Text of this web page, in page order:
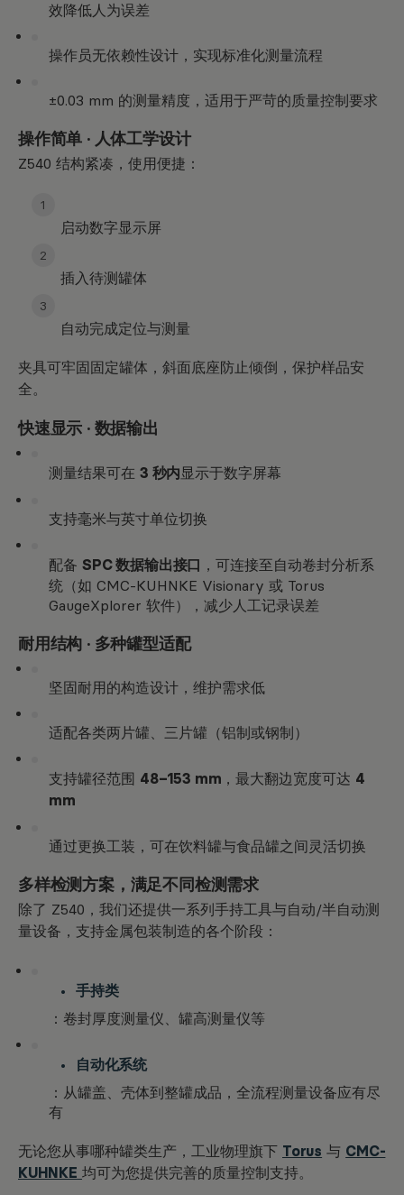
效降低人为误差
操作员无依赖性设计，实现标准化测量流程
±0.03 mm 的测量精度，适用于严苛的质量控制要求
操作简单 · 人体工学设计
Z540 结构紧凑，使用便捷：
启动数字显示屏
插入待测罐体
自动完成定位与测量
夹具可牢固固定罐体，斜面底座防止倾倒，保护样品安
全。
快速显示 · 数据输出
测量结果可在 3 秒内显示于数字屏幕
支持毫米与英寸单位切换
配备 SPC 数据输出接口 ，可连接至自动卷封分析系
统（如 CMC-KUHNKE Visionary 或 Torus
GaugeXplorer 软件），减少人工记录误差
耐用结构 · 多种罐型适配
坚固耐用的构造设计，维护需求低
适配各类两片罐、三片罐（铝制或钢制）
支持罐径范围 48–153 mm ，最大翻边宽度可达 4
mm
通过更换工装，可在饮料罐与食品罐之间灵活切换
多样检测方案，满足不同检测需求
除了 Z540，我们还提供一系列手持工具与自动/半自动测
量设备，支持金属包装制造的各个阶段：
手持类
：卷封厚度测量仪、罐高测量仪等
自动化系统
：从罐盖、壳体到整罐成品，全流程测量设备应有尽
有
无论您从事哪种罐类生产，工业物理旗下 Torus 与 CMC-
KUHNKE 均可为您提供完善的质量控制支持。